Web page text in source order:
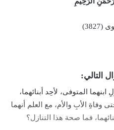
التالي:
المتوفى، لأحِد أبنائهما،
وفاةِ الأبِ والأم، مع العلم أنهما
فما صحة هذا التنازل؟